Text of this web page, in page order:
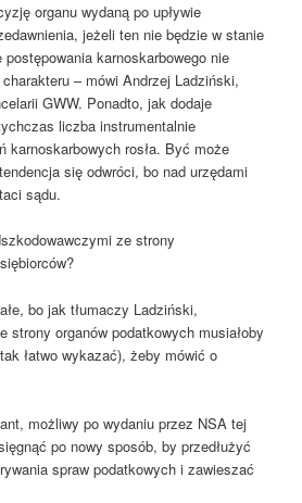
organu wydaną po upływie
jeżeli ten nie będzie w stanie
karnoskarbowego nie
– mówi Andrzej Ladziński,
GWW. Ponadto, jak dodaje
liczba instrumentalnie
karnoskarbowych rosła. Być może
się odwróci, bo nad urzędami
sądu.
ze strony
bo jak tłumaczy Ladziński,
strony organów podatkowych musiałoby
łatwo wykazać), żeby mówić o
możliwy po wydaniu przez NSA tej
po nowy sposób, by przedłużyć
spraw podatkowych i zawieszać